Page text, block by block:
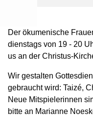
Der ökumenische
dienstags von 19 - 20
us an der Christus-
Wir gestalten
gebraucht wird: Taizé,
Neue Mitspielerinnen
bitte an Marianne